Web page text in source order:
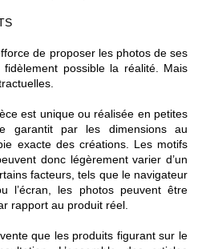
de proposer les photos de ses
possible la réalité. Mais
est unique ou réalisée en petites
garantit par les dimensions au
exacte des créations. Les motifs
donc légèrement varier d’un
facteurs, tels que le navigateur
l’écran, les photos peuvent être
rapport au produit réel.
que les produits figurant sur le